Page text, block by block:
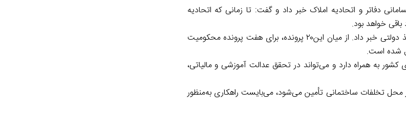
دفاتر و اتحادیه املاک خبر داد و گفت: تا زمانی که اتحادیه
خواهد بود.
سخنگوی سازمان تعزیرات از تشکیل۲۰ پرونده در سراسر کشور مرتبط با فساد کاغذ دولتی خبر داد. از میان این۲۰ پرونده، برای هفت پرونده محکومیت
شده است.
۶ هزار میلیارد تومان درآمد برای کشور به همراه دارد و می‌تواند در تحقق عدالت آموزشی و مالیاتی،
درصد بودجه شهرداری‌ها از محل تخلفات ساختمانی تأمین می‌شود، می‌بایست راهکاری به‌منظور